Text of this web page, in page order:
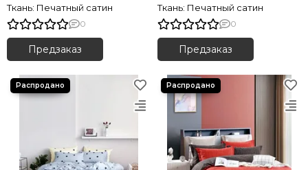
Ткань: Печатный сатин
0
Предзаказ
Ткань: Печатный сатин
0
Предзаказ